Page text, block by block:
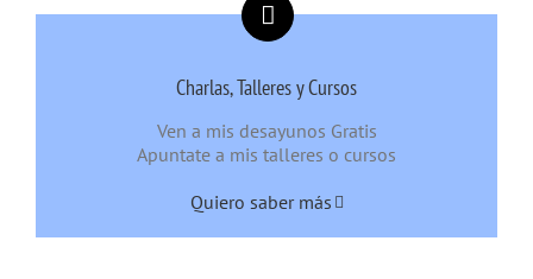
Charlas, Talleres y Cursos
Ven a mis desayunos Gratis
Apuntate a mis talleres o cursos
Quiero saber más